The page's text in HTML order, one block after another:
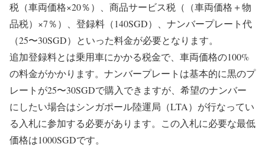
税（車両価格×20％）、商品サービス税（（車両価格＋物
品税）×7％）、登録料（140SGD）、ナンバープレート代
（25〜30SGD）といった料金が必要となります。
追加登録料とは乗用車にかかる税金で、車両価格の100%
の料金がかかります。ナンバープレートは基本的に黒のプ
レートが25〜30SGDで購入できますが、希望のナンバー
にしたい場合はシンガポール陸運局（LTA）が行なってい
る入札に参加する必要があります。この入札に必要な最低
価格は1000SGDです。